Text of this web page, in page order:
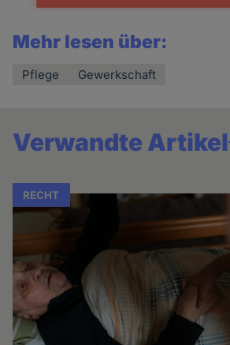
Mehr lesen über:
Pflege Gewerkschaft
Verwandte Artikel
RECHT